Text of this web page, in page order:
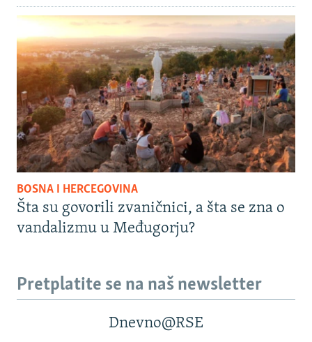
BOSNA I HERCEGOVINA
Šta su govorili zvaničnici, a šta se zna o
vandalizmu u Međugorju?
Pretplatite se na naš newsletter
Dnevno@RSE